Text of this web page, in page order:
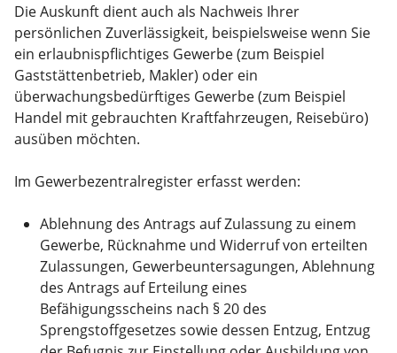
Die Auskunft dient auch als Nachweis Ihrer
persönlichen Zuverlässigkeit, beispielsweise wenn Sie
ein erlaubnispflichtiges Gewerbe (zum Beispiel
Gaststättenbetrieb, Makler) oder ein
überwachungsbedürftiges Gewerbe (zum Beispiel
Handel mit gebrauchten Kraftfahrzeugen, Reisebüro)
ausüben möchten.
Im Gewerbezentralregister erfasst werden:
Ablehnung des Antrags auf Zulassung zu einem
Gewerbe, Rücknahme und Widerruf von erteilten
Zulassungen, Gewerbeuntersagungen, Ablehnung
des Antrags auf Erteilung eines
Befähigungsscheins nach § 20 des
Sprengstoffgesetzes sowie dessen Entzug, Entzug